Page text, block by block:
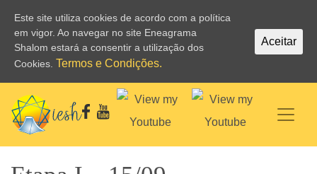
Este site utiliza cookies de acordo com a política
em vigor. Ao navegar no site Eneagrama
Shalom estará a consentir a utilização dos
Cookies. Termos e Condições.
Aceitar